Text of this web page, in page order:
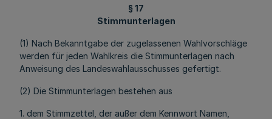
§ 17
Stimmunterlagen
(1) Nach Bekanntgabe der zugelassenen Wahlvorschläge
werden für jeden Wahlkreis die Stimmunterlagen nach
Anweisung des Landeswahlausschusses gefertigt.
(2) Die Stimmunterlagen bestehen aus
1. dem Stimmzettel, der außer dem Kennwort Namen,